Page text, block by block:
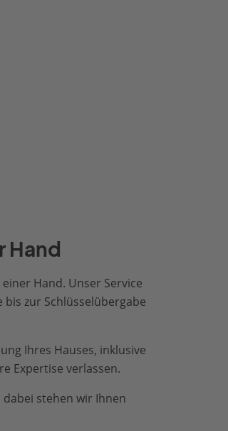
Hand
Hand. Unser Service
zur Schlüsselübergabe
Ihres Hauses, inklusive
Expertise verlassen.
stehen wir Ihnen